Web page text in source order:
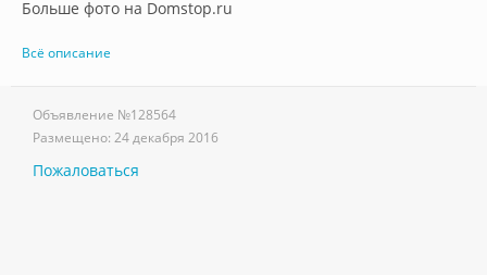
Больше фото на Domstop.ru
Всё описание
Объявление №128564
Размещено: 24 декабря 2016
Пожаловаться